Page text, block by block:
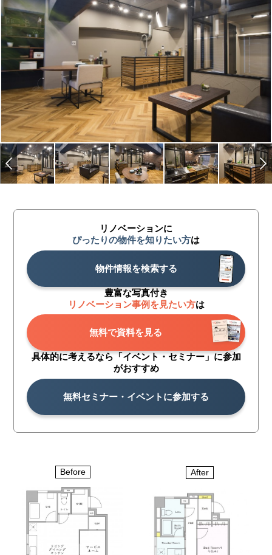
リノベーションに
ぴったりの物件を知りたい方は
物件情報を検索する
豊富な写真付き
リノベーション事例を見たい方は
無料で資料を見る
具体的に考えるなら「イベント・セミナー」に参加
がおすすめ
無料セミナー・イベントに参加する
Before After